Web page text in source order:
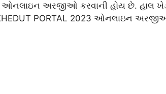
ઓનલાઇન અરજીઓ કરવાની હોય છે. હાલ
PORTAL 2023 ઓનલાઇન